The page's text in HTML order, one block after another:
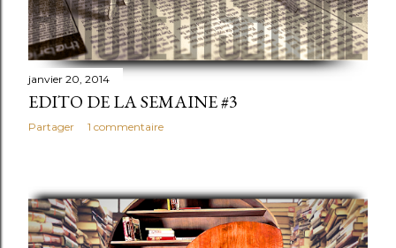
janvier 20, 2014
EDITO DE LA SEMAINE #3
Partager 1 commentaire